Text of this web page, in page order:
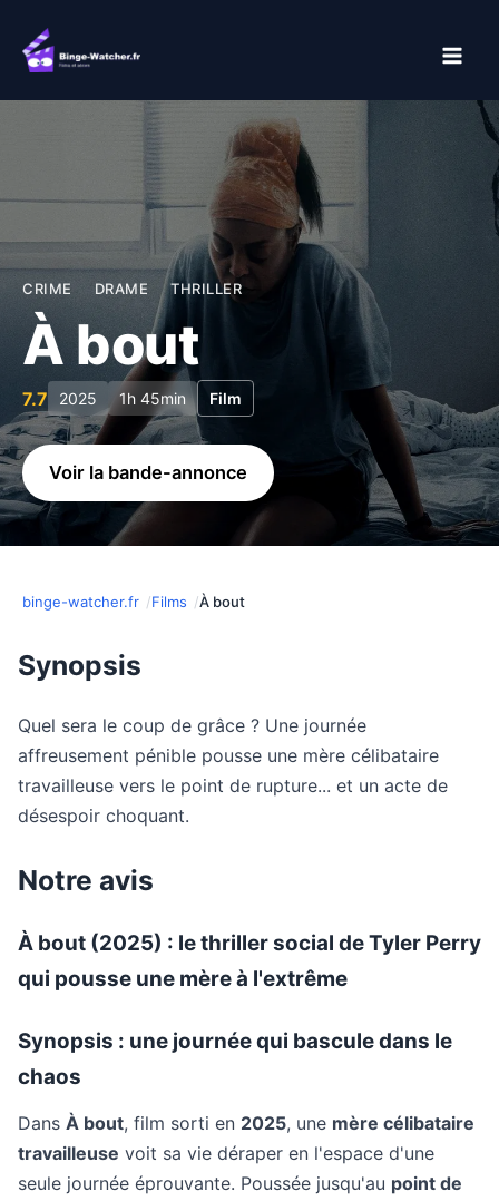
contenu
CRIME DRAME THRILLER
À bout
7.7 2025 1h 45min Film
Voir la bande-annonce
binge-watcher.fr Films À bout
Synopsis
Quel sera le coup de grâce ? Une journée
affreusement pénible pousse une mère célibataire
travailleuse vers le point de rupture... et un acte de
désespoir choquant.
Notre avis
À bout (2025) : le thriller social de Tyler Perry
qui pousse une mère à l'extrême
Synopsis : une journée qui bascule dans le
chaos
Dans À bout, film sorti en 2025, une mère célibataire
travailleuse voit sa vie déraper en l'espace d'une
seule journée éprouvante. Poussée jusqu'au point de